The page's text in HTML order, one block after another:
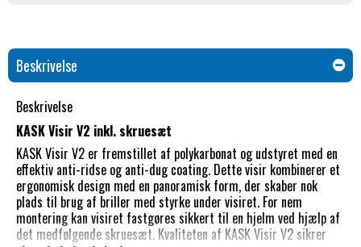
Beskrivelse
Beskrivelse
KASK Visir V2 inkl. skruesæt
KASK Visir V2 er fremstillet af polykarbonat og udstyret med en
effektiv anti-ridse og anti-dug coating. Dette visir kombinerer et
ergonomisk design med en panoramisk form, der skaber nok
plads til brug af briller med styrke under visiret. For nem
montering kan visiret fastgøres sikkert til en hjelm ved hjælp af
det medfølgende skruesæt. Kvaliteten af KASK Visir V2 sikrer